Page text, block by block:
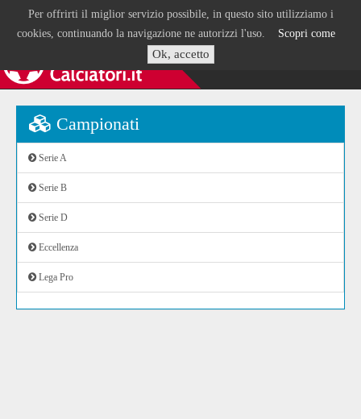
Per offrirti il miglior servizio possibile, in questo sito utilizziamo i
cookies, continuando la navigazione ne autorizzi l'uso. Scopri come
Ok, accetto
Campionati
Serie A
Serie B
Serie D
Eccellenza
Lega Pro